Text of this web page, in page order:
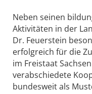
Neben seinen
Aktivitäten in der
Dr. Feuerstein
erfolgreich für die
im Freistaat
verabschiedete
bundesweit als